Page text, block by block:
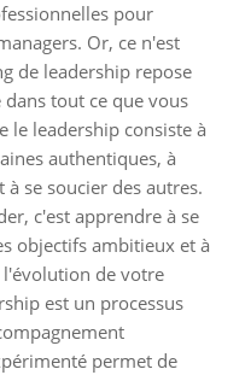
pour
Or, ce n'est
de leadership repose
tout ce que vous
le leadership consiste à
authentiques, à
se soucier des autres.
c'est apprendre à se
objectifs ambitieux et à
l'évolution de votre
est un processus
permet de